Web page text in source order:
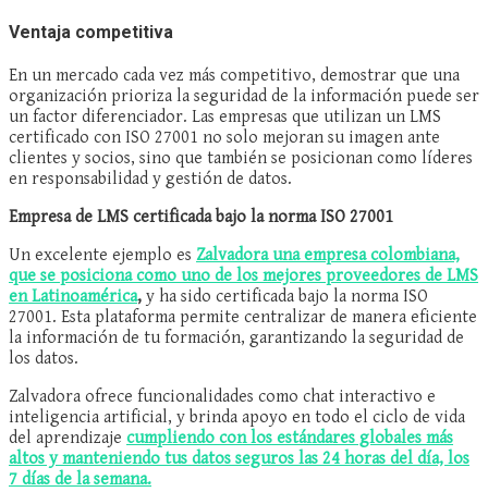
Ventaja competitiva
En un mercado cada vez más competitivo, demostrar que una
organización prioriza la seguridad de la información puede ser
un factor diferenciador. Las empresas que utilizan un LMS
certificado con ISO 27001 no solo mejoran su imagen ante
clientes y socios, sino que también se posicionan como líderes
en responsabilidad y gestión de datos.
Empresa de LMS certificada bajo la norma ISO 27001
Un excelente ejemplo es Zalvadora una empresa colombiana,
que se posiciona como uno de los mejores proveedores de LMS
en Latinoamérica, y ha sido certificada bajo la norma ISO
27001. Esta plataforma permite centralizar de manera eficiente
la información de tu formación, garantizando la seguridad de
los datos.
Zalvadora ofrece funcionalidades como chat interactivo e
inteligencia artificial, y brinda apoyo en todo el ciclo de vida
del aprendizaje cumpliendo con los estándares globales más
altos y manteniendo tus datos seguros las 24 horas del día, los
7 días de la semana.